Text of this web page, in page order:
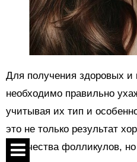
Для получения здоровых и
необходимо правильно
учитывая их тип и
это не только результат
количества фолликулов,